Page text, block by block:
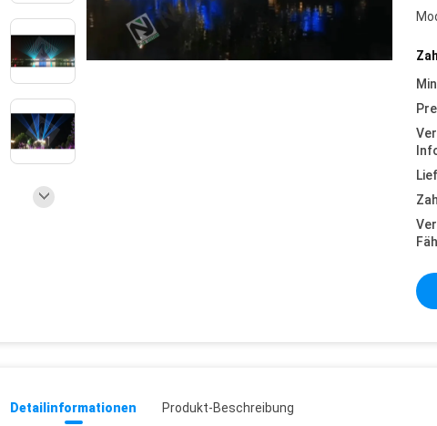
Detailinformationen Produkt-Beschreibung